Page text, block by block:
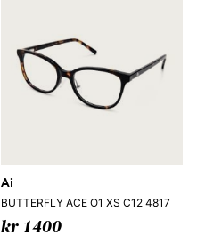
Ai
BUTTERFLY ACE O1 XS C12 4817
kr 1400